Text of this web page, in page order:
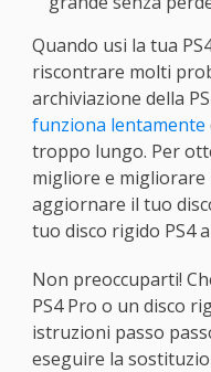
Quando usi la tua
riscontrare molti
archiviazione della
funziona lentamente
troppo lungo. Per
migliore e
aggiornare il tuo
tuo disco rigido PS4 a
Non preoccuparti!
PS4 Pro o un disco
istruzioni passo
eseguire la